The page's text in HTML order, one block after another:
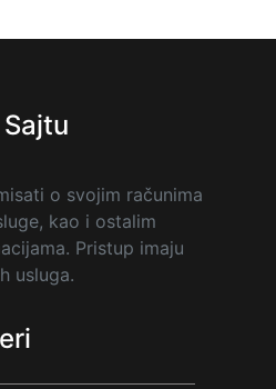
o svojim računima
kao i ostalim
Pristup imaju
usluga.